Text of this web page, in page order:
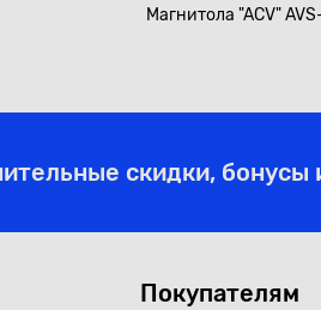
Магнитола "ACV"
скидки,
Покупателям